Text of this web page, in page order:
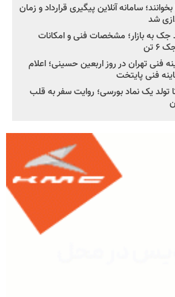
سامانه آنلاین پیگیری قرارداد و زمان
شد
به بازار؛ مشخصات فنی و امکانات
تن
معاینه فنی تهران در روز اربعین حسینی؛ اعلام
فنی پایتخت
تولد یک نماد بورسی؛ روایت سفر به قلب